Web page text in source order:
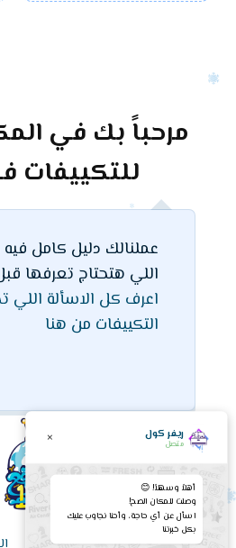
مرحباً بك في
للتكييفات
عملنالك دليل كامل
اللي هتحتاج تعرفها
اعرف كل الاسألة
التكييفات من هنا
ريفر كول
متصل ×
أهلاً وسهلاً! 😊
وصلت للمكان الصح!
اسأل عن أي حاجة، وأحنا نجاوب عليك
بكل خبرتنا